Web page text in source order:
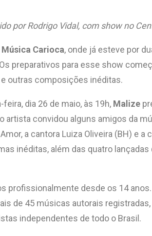
por Rodrigo Vidal, com show no
Carioca, onde já esteve por
preparativos para esse show
outras composições inéditas.
dia 26 de maio, às 19h, Malize
artista convidou alguns amigos da
a cantora Luiza Oliveira (BH) e
inéditas, além das quatro lançadas
desde os 14
de 45 músicas autorais
independentes de todo o Brasil.